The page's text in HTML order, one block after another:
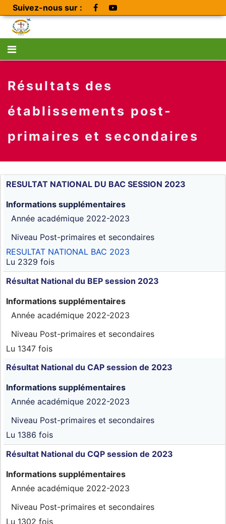
Suivez-nous sur :
Résultats des
établissements post-
primaires et secondaires
RESULTAT NATIONAL DU BAC SESSION 2023
Informations supplémentaires
Année académique 2022-2023
Niveau Post-primaires et secondaires
RESULTAT NATIONAL BAC 2023
Lu 2329 fois
Résultat National du BEP session 2023
Informations supplémentaires
Année académique 2022-2023
Niveau Post-primaires et secondaires
Lu 1347 fois
Résultat National du CAP session de 2023
Informations supplémentaires
Année académique 2022-2023
Niveau Post-primaires et secondaires
Lu 1386 fois
Résultat National du CQP session de 2023
Informations supplémentaires
Année académique 2022-2023
Niveau Post-primaires et secondaires
Lu 1302 fois